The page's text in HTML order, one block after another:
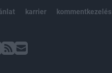
karrier kommentkezelés